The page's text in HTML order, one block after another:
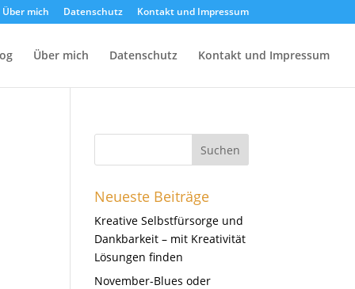
Über mich Datenschutz Kontakt und Impressum
Über mich Datenschutz Kontakt und Impressum
Neueste Beiträge
Kreative Selbstfürsorge und
Dankbarkeit – mit Kreativität
Lösungen finden
November-Blues oder